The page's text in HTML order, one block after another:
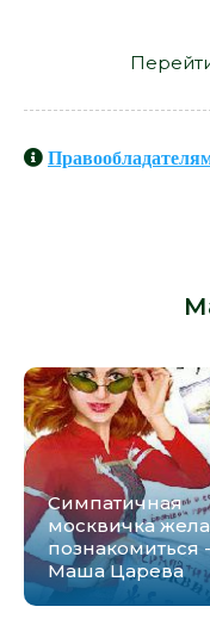
Симпатичная
москвичка
познакомиться -
Маша Царева